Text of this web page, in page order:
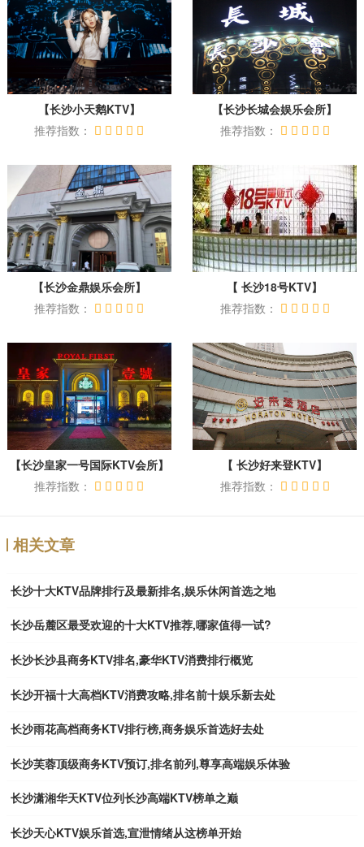
【长沙小天鹅KTV】
推荐指数：
【长沙长城会娱乐会所】
推荐指数：
【长沙金鼎娱乐会所】
推荐指数：
【 长沙18号KTV】
推荐指数：
【长沙皇家一号国际KTV会所】
推荐指数：
【 长沙好来登KTV】
推荐指数：
相关文章
长沙十大KTV品牌排行及最新排名,娱乐休闲首选之地
长沙岳麓区最受欢迎的十大KTV推荐,哪家值得一试?
长沙长沙县商务KTV排名,豪华KTV消费排行概览
长沙开福十大高档KTV消费攻略,排名前十娱乐新去处
长沙雨花高档商务KTV排行榜,商务娱乐首选好去处
长沙芙蓉顶级商务KTV预订,排名前列,尊享高端娱乐体验
长沙潇湘华天KTV位列长沙高端KTV榜单之巅
长沙天心KTV娱乐首选,宣泄情绪从这榜单开始